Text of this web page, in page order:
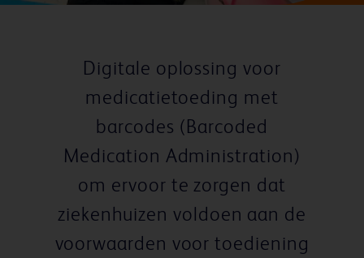
Digitale oplossing voor
medicatietoeding met
barcodes (Barcoded
Medication Administration)
om ervoor te zorgen dat
ziekenhuizen voldoen aan de
voorwaarden voor toediening